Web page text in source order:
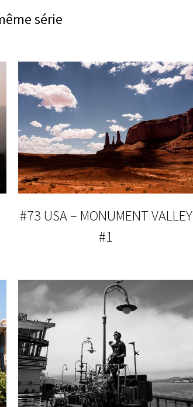
série
#73 USA – MONUMENT VALLEY
#1